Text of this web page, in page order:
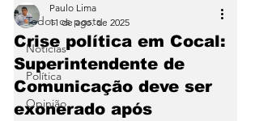
Todos os posts
Notícias
Política
Opinião
Crise política em Cocal:
Superintendente de
Comunicação deve ser
exonerado após
Paulo Lima
11 de ago. de 2025